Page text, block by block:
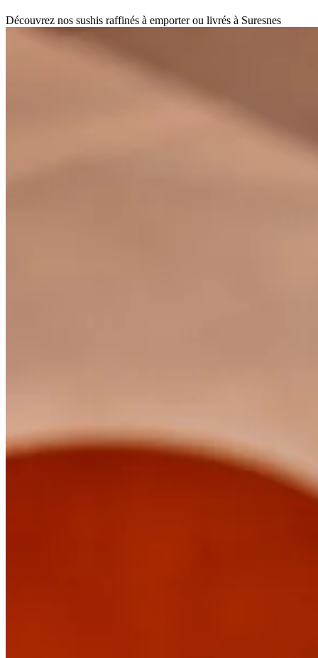
Découvrez nos sushis raffinés à emporter ou livrés à Suresnes